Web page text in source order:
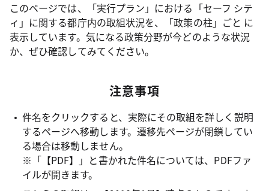
このページでは、「実行プラン」における「セーフ シテ
ィ」に関する都庁内の取組状況を、「政策の柱」ごと に
表示しています。気になる政策分野が今どのような状況
か、ぜひ確認してみてください。
注意事項
件名をクリックすると、実際にその取組を詳しく説明
するページへ移動します。遷移先ページが閉鎖してい
る場合は移動しません。
※「【PDF】」と書かれた件名については、PDFファ
イルが開きます。